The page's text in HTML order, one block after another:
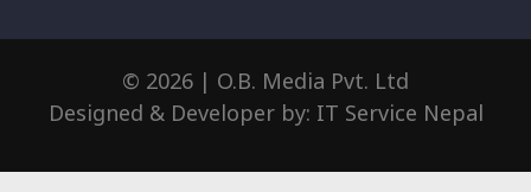
© 2026 | O.B. Media Pvt. Ltd
Designed & Developer by: IT Service Nepal